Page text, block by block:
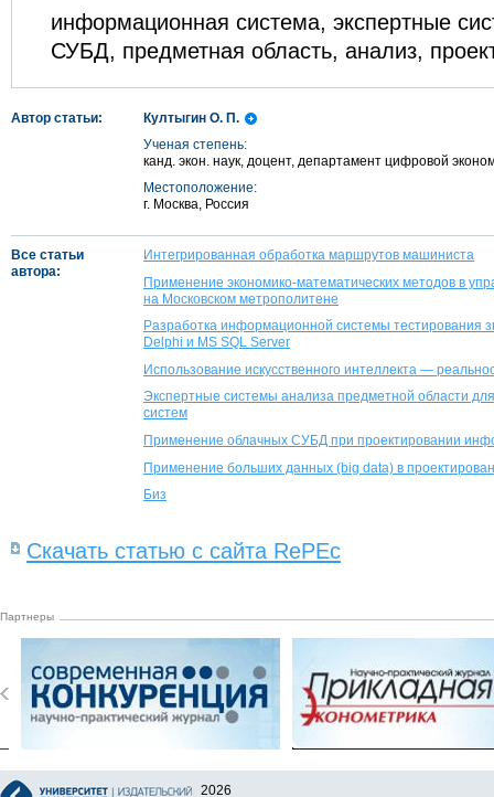
информационная система, экспертные
СУБД, предметная область, анализ,
Автор статьи:
Култыгин О. П.
Ученая степень:
канд. экон. наук, доцент, департамент цифровой
Местоположение:
г. Москва, Россия
Все статьи
автора:
Интегрированная обработка маршрутов машиниста
Применение экономико-математических методов в
на Московском метрополитене
Разработка информационной системы тестирования
Delphi и MS SQL Server
Использование искусственного интеллекта —
Экспертные системы анализа предметной области
систем
Применение облачных СУБД при проектировании
Применение больших данных (big data) в
Биз
Скачать статью с сайта RePEc
Партнеры
2026